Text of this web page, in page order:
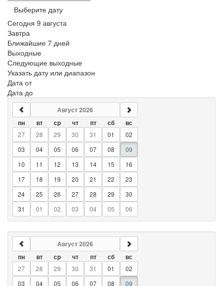
Выберите дату
Сегодня 9 августа
Завтра
Ближайшие 7 дней
Выходные
Следующие выходные
Указать дату или диапазон
Дата от
Дата до
Август 2026
пн вт ср чт пт сб
вс
27
28 29 30 31 01
02
03
04 05 06 07 08
09
10
11 12 13 14 15
16
17
18 19 20 21 22
23
24
25 26 27 28 29
30
31
01 02 03 04 05 06
Август 2026
пн вт ср чт пт сб
вс
27
28 29 30 31 01
02
03
04 05 06 07 08 09